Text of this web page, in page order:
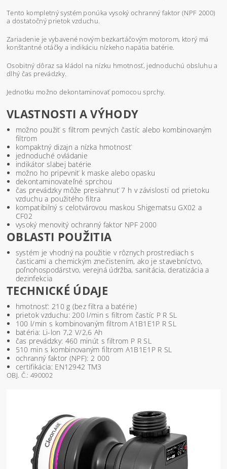
Tento kompletný systém ponúka vysoký ochranný faktor (NPF 2000)
a dostatočný prietok vzduchu.
Zariadenie je vybavené novým bezkartáčovým motorom, ktorý má
konštantné otáčky a indikáciu nízkeho napätia batérie.
Osobitný dôraz sa kládol na nízku hmotnosť, jednoduchú obsluhu a
dlhý čas prevádzky.
Jednotku možno dekontaminovať pomocou sprchy.
VLASTNOSTI A VÝHODY
možno použiť s filtrom pevných častíc alebo kombinovaným
filtrom
kompaktný dizajn a nízka hmotnosť
jednoduché ovládanie
indikátor slabej batérie
možno ho pripevniť k maske alebo opasku
dekontaminovateľné sprchou
čas prevádzky môže presiahnuť 7 h v závislosti od prietoku
vzduchu a použitého filtra
kompatibilný s celotvárovou maskou Shigematsu GX02 a
CF02
vysoký menovitý ochranný faktor NPF 2000
OBLASTI POUŽITIA
systém je vhodný na použitie v rôznych prostrediach s
časticami a chemickým znečistením, ako je stavebníctvo,
poľnohospodárstvo, verejná údržba, sanitácia, deratizácia a
dezinfekcia
TECHNICKÉ ÚDAJE
hmotnosť: 210 g (bez filtra a batérie)
prietok vzduchu: 200 l/min s filtrom častíc P R SL
100 l/min s kombinovaným filtrom A1B1E1P R SL
batéria: Li-lon 7,2 V/2,6 Ah
čas prevádzky: 460 minút s filtrom P R SL
510 min s kombinovaným filtrom A1B1E1P R SL
ochranný faktor (NPF): 2 000
certifikácia: EN12942 TM3
OBJ. Č.: 490002